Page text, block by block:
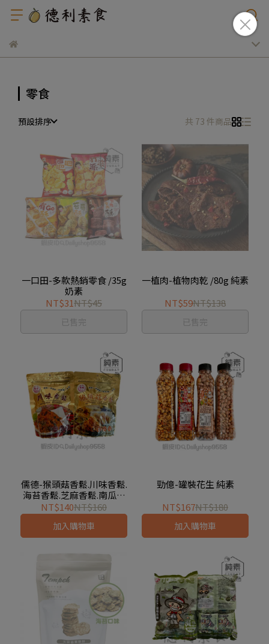
零食
預設排序 共 73 件商品
一口田-多款熱銷零食 /35g
奶素
NT$31NT$45
已售完
一植肉-植物肉乾 /80g 純素
NT$59NT$138
已售完
儒德-猴頭菇香鬆.川味香鬆.
海苔香鬆.芝麻香鬆.南瓜香
鬆.紅毛苔香鬆 純素
NT$140NT$160
加入購物車
勁億-罐裝花生 純素
NT$167NT$180
加入購物車